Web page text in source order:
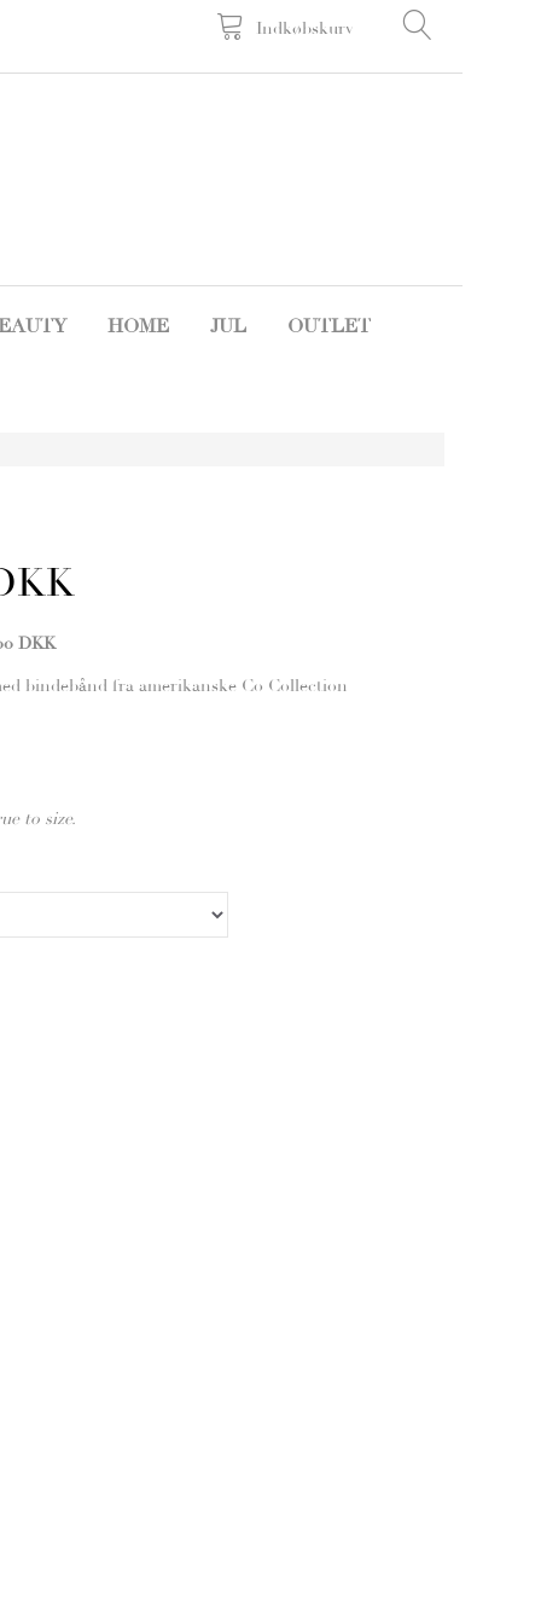
Indkøbskurv
HOME JUL OUTLET
DKK
bindebånd fra amerikanske Co Collection
to size.